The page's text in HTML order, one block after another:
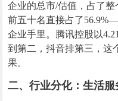
企业的总市/估值，占了整
前五十名直接占了
企业手里。腾讯控股以
到第二，抖音排第三，这
果。
二、行业分化：生活